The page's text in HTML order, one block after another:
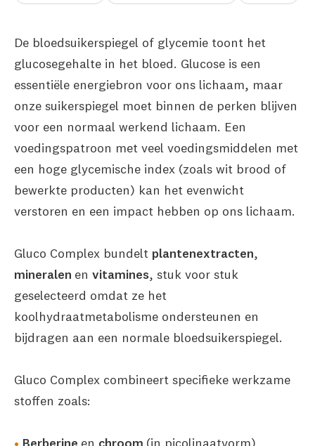
De bloedsuikerspiegel of glycemie toont het
glucosegehalte in het bloed. Glucose is een
essentiële energiebron voor ons lichaam, maar
onze suikerspiegel moet binnen de perken blijven
voor een normaal werkend lichaam. Een
voedingspatroon met veel voedingsmiddelen met
een hoge glycemische index (zoals wit brood of
bewerkte producten) kan het evenwicht
verstoren en een impact hebben op ons lichaam.
Gluco Complex bundelt plantenextracten,
mineralen en vitamines, stuk voor stuk
geselecteerd omdat ze het
koolhydraatmetabolisme ondersteunen en
bijdragen aan een normale bloedsuikerspiegel.
Gluco Complex combineert specifieke werkzame
stoffen zoals: